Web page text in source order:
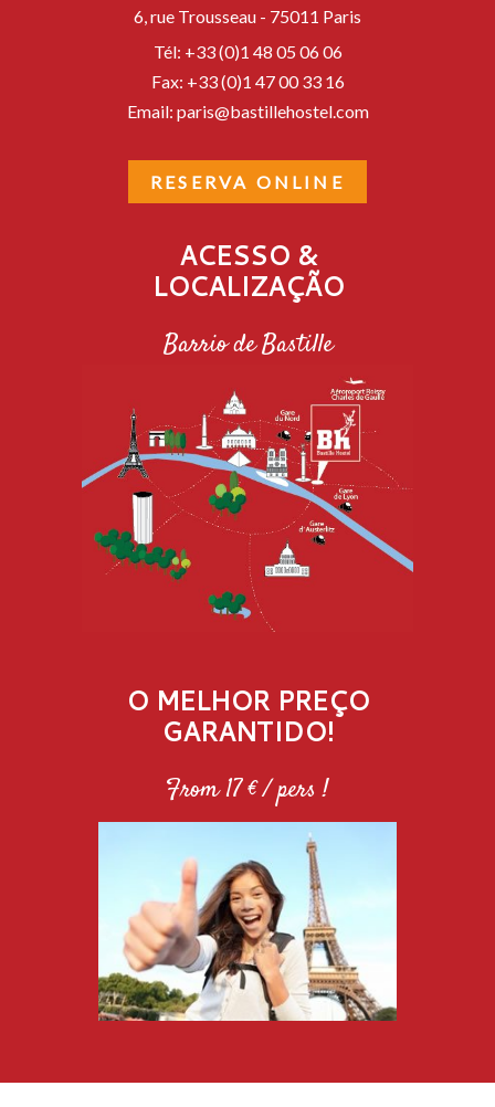
6, rue Trousseau - 75011 Paris
Tél: +33 (0)1 48 05 06 06
Fax: +33 (0)1 47 00 33 16
Email: paris@bastillehostel.com
RESERVA ONLINE
ACESSO &
LOCALIZAÇÃO
Barrio de Bastille
O MELHOR PREÇO
GARANTIDO!
From 17 € / pers !